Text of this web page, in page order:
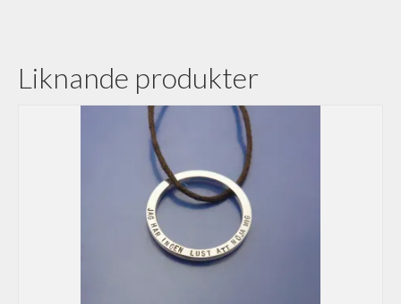
Liknande produkter